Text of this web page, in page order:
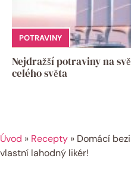
POTRAVINY
Nejdražší potraviny na
celého světa
Úvod » Recepty » Domácí
vlastní lahodný likér!